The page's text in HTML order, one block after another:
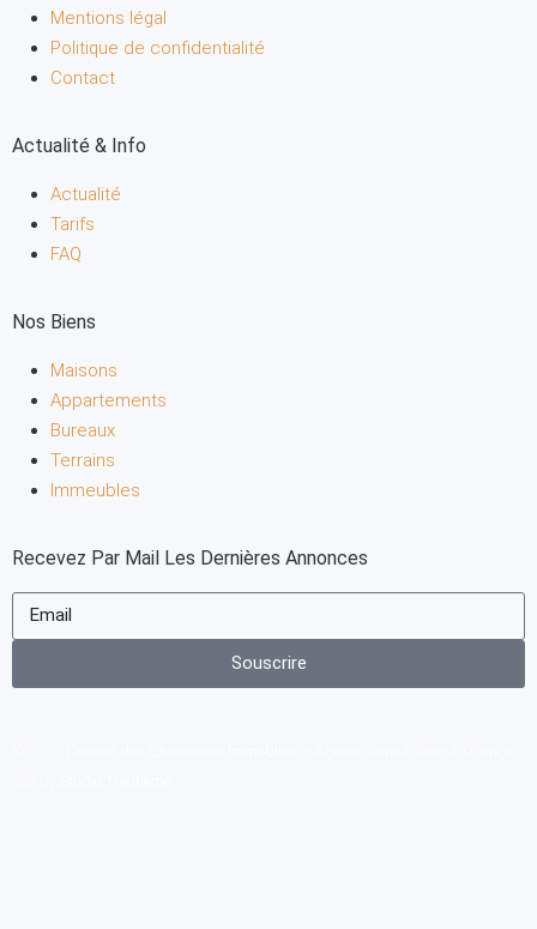
Mentions légal
Politique de confidentialité
Contact
Actualité & Info
Actualité
Tarifs
FAQ
Nos Biens
Maisons
Appartements
Bureaux
Terrains
Immeubles
Recevez Par Mail Les Dernières Annonces
Souscrire